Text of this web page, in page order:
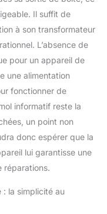
:
de noyaux
de travail :
inoxydable
; Sortie : dC
8.4A ; Entrée :
60Hz, 90-
7A max ;
: 350 W ;
de brouillard :
; Température
°F à 131 °F (1
à 55 °C) FACILE
: Placez
Il suffit de
à son transformateur
L’absence de
pour un appareil de
une alimentation
fonctionner de
informatif reste la
un point non
donc espérer que la
lui garantisse une
réparations.
: la simplicité au